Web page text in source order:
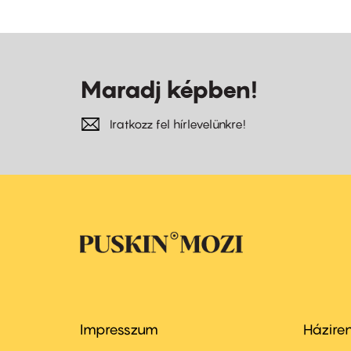
Maradj képben!
Iratkozz fel hírlevelünkre!
Footer
Impresszum